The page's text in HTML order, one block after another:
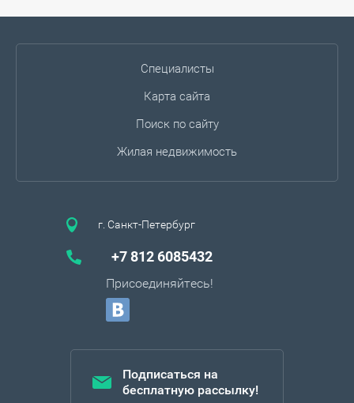
Специалисты
Карта сайта
Поиск по сайту
Жилая недвижимость
г. Санкт-Петербург
+7 812 6085432
Присоединяйтесь!
Подписаться на
бесплатную рассылку!